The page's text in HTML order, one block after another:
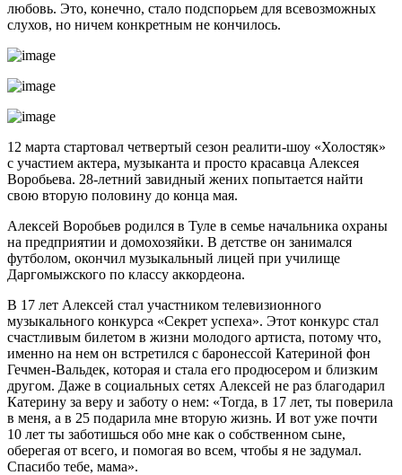
любовь. Это, конечно, стало подспорьем для всевозможных
слухов, но ничем конкретным не кончилось.
12 марта стартовал четвертый сезон реалити-шоу «Холостяк»
с участием актера, музыканта и просто красавца Алексея
Воробьева. 28-летний завидный жених попытается найти
свою вторую половину до конца мая.
Алексей Воробьев родился в Туле в семье начальника охраны
на предприятии и домохозяйки. В детстве он занимался
футболом, окончил музыкальный лицей при училище
Даргомыжского по классу аккордеона.
В 17 лет Алексей стал участником телевизионного
музыкального конкурса «Секрет успеха». Этот конкурс стал
счастливым билетом в жизни молодого артиста, потому что,
именно на нем он встретился с баронессой Катериной фон
Гечмен-Вальдек, которая и стала его продюсером и близким
другом. Даже в социальных сетях Алексей не раз благодарил
Катерину за веру и заботу о нем: «Тогда, в 17 лет, ты поверила
в меня, а в 25 подарила мне вторую жизнь. И вот уже почти
10 лет ты заботишься обо мне как о собственном сыне,
оберегая от всего, и помогая во всем, чтобы я не задумал.
Спасибо тебе, мама».